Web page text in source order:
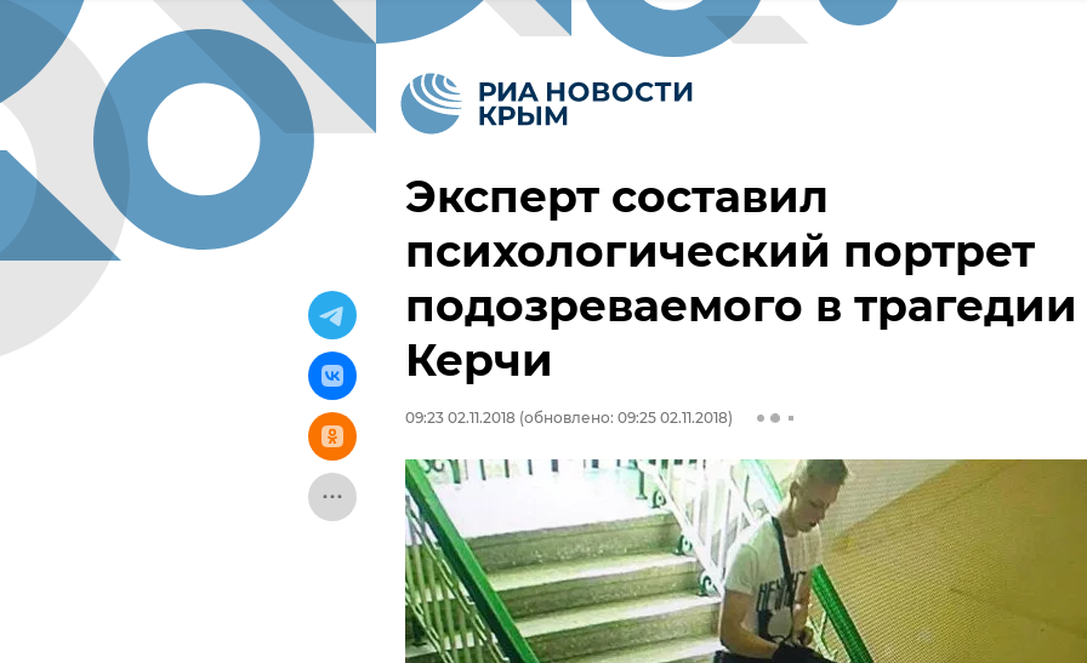
Эксперт составил
психологический портрет
подозреваемого в трагедии
Керчи
09:23 02.11.2018 (обновлено: 09:25 02.11.2018)